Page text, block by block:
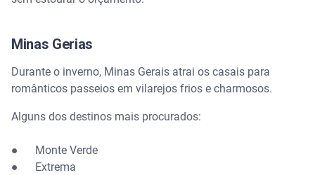
Minas Gerias
Durante o inverno, Minas Gerais atrai os casais para
românticos passeios em vilarejos frios e charmosos.
Alguns dos destinos mais procurados:
● Monte Verde
● Extrema